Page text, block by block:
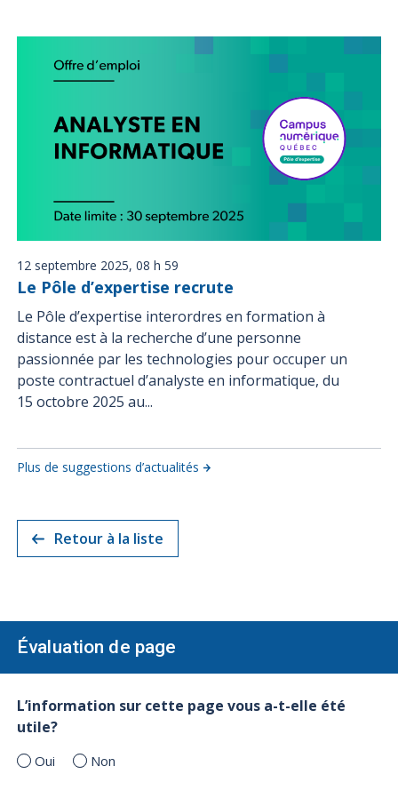
12 septembre 2025, 08 h 59
Le Pôle d’expertise recrute
Le Pôle d’expertise interordres en formation à
distance est à la recherche d’une personne
passionnée par les technologies pour occuper un
poste contractuel d’analyste en informatique, du
15 octobre 2025 au...
Plus de suggestions d’actualités
Retour à la liste
Évaluation de page
L’information sur cette page vous a-t-elle été
utile?
Oui Non